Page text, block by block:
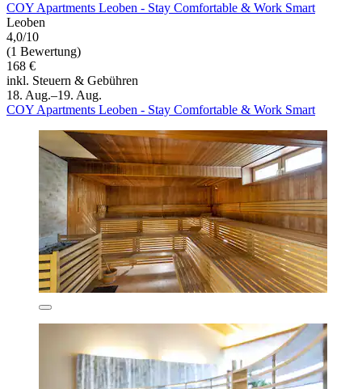
COY Apartments Leoben - Stay Comfortable & Work Smart
Leoben
4,0/10
(1 Bewertung)
168 €
inkl. Steuern & Gebühren
18. Aug.–19. Aug.
COY Apartments Leoben - Stay Comfortable & Work Smart